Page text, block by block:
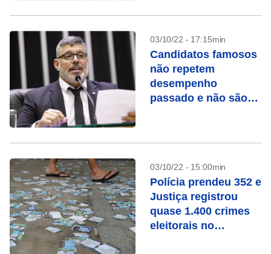
03/10/22 - 17:15min
Candidatos famosos
não repetem
desempenho
passado e não são
03/10/22 - 15:00min
Polícia prendeu 352 e
Justiça registrou
quase 1.400 crimes
eleitorais no